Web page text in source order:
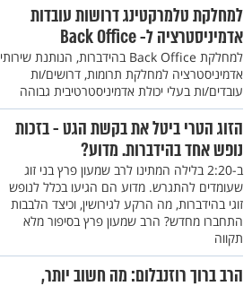
למחלקת טלמרקטינג דרושות עובדות
אדמיניסטרציה ל- Back Office
למחלקת Back Office בהידברות, הנותנת שירותי
אדמיניסטרציה למחלקת תרומות, דרושים/ות
עובדים/ות בעלי יכולת אדמיניסטרטיבית גבוהה
הזוג הטרי ביטל את בקשת הגט - בזכות
נופש אחד בהידברות. מדוע?
ב-2:20 בלילה המתינו לרב שמעון פרץ בני זוג
שעומדים להתגרש. מדוע הם הגיעו בכלל לנופש
זוגי בהידברות, מה הרקע לגירושין, וכיצד הלבבות
התחברו מחדש? הרב שמעון פרץ בסיפור מלא
תקווה
הרב ברוך רוזנבלום: מה חשוב יותר,